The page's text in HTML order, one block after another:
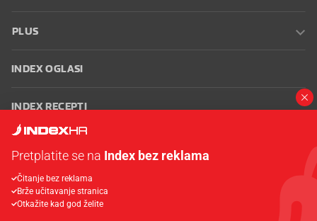
PLUS
INDEX OGLASI
INDEX RECEPTI
Oglašavanje Zaposli se na Indexu
korištenja
Postavke kolačića
Pretplatite se na Index bez reklama
Čitanje bez reklama
Brže učitavanje stranica
Otkažite kad god želite